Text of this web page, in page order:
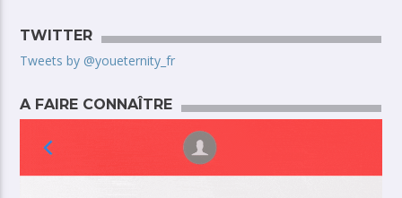
TWITTER
Tweets by @youeternity_fr
A FAIRE CONNAÎTRE